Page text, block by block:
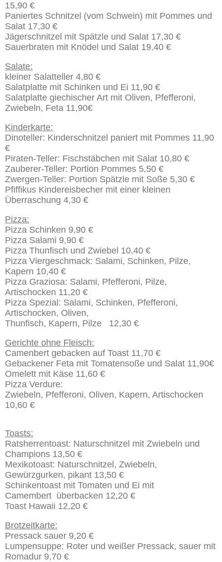
15,90 €
Paniertes Schnitzel (vom Schwein) mit Pommes und
Salat 17,30 €
Jägerschnitzel mit Spätzle und Salat 17,30 €
Sauerbraten mit Knödel und Salat 19,40 €
Salate:
kleiner Salatteller 4,80 €
Salatplatte mit Schinken und Ei 11,90 €
Salatplatte giechischer Art mit Oliven, Pfefferoni,
Zwiebeln, Feta 11,90€
Kinderkarte:
Dinoteller: Kinderschnitzel paniert mit Pommes 11,90
€
Piraten-Teller: Fischstäbchen mit Salat 10,80 €
Zauberer-Teller: Portion Pommes 5,50 €
Zwergen-Teller: Portion Spätzle mit Soße 5,30 €
Pfiffikus Kindereisbecher mit einer kleinen
Überraschung 4,30 €
Pizza:
Pizza Schinken 9,90 €
Pizza Salami 9,90 €
Pizza Thunfisch und Zwiebel 10,40 €
Pizza Viergeschmack: Salami, Schinken, Pilze,
Kapern 10,40 €
Pizza Graziosa: Salami, Pfefferoni, Pilze,
Artischocken 11,20 €
Pizza Spezial: Salami, Schinken, Pfefferoni,
Artischocken, Oliven,
Thunfisch, Kapern, Pilze 12,30 €
Gerichte ohne Fleisch:
Camenbert gebacken auf Toast 11,70 €
Gebackener Feta mit Tomatensoße und Salat 11,90€
Omelett mit Käse 11,60 €
Pizza Verdure:
Zwiebeln, Pfefferoni, Oliven, Kapern, Artischocken
10,60 €
Toasts:
Ratsherrentoast: Naturschnitzel mit Zwiebeln und
Champions 13,50 €
Mexikotoast: Naturschnitzel, Zwiebeln,
Gewürzgurken, pikant 13,50 €
Schinkentoast mit Tomaten und Ei mit
Camembert überbacken 12,20 €
Toast Hawaii 12,20 €
Brotzeitkarte:
Pressack sauer 9,20 €
Lumpensuppe: Roter und weißer Pressack, sauer mit
Romadur 9,70 €